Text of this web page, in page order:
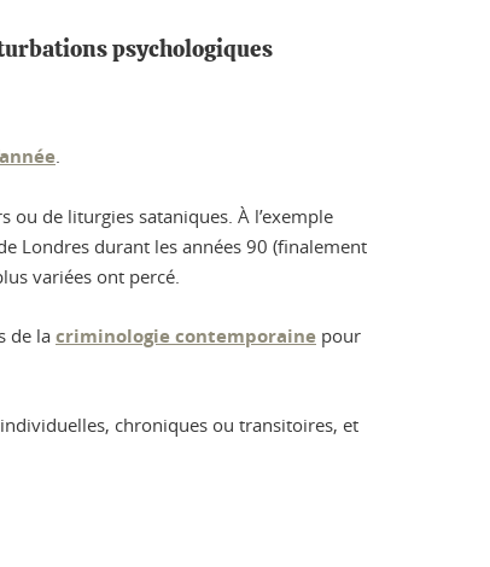
psychologiques
.
ou de liturgies sataniques. À l’exemple
Londres durant les années 90 (finalement
variées ont percé.
de la criminologie contemporaine pour
chroniques ou transitoires, et